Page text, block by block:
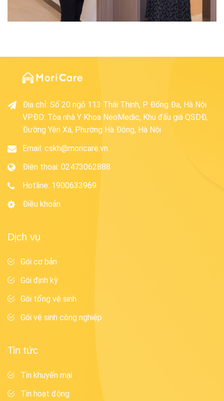
Địa chỉ: Số 20 ngõ 113 Thái Thịnh, P. Đống Đa, Hà Nội
VPĐD: Tòa nhà Y Khoa NeoMedic, Khu đấu giá QSDĐ,
Đường Yên Xá, Phường Hà Đông, Hà Nội
Email: cskh@moricare.vn
Điện thoại: 02473062888
Hotline: 1900633969
Điều khoản
Dịch vụ
Gói cơ bản
Gói định kỳ
Gói tổng vệ sinh
Gói vệ sinh công nghiệp
Tin tức
Tin khuyến mại
Tin hoạt động